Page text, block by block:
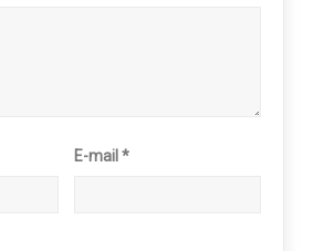
E-mail*